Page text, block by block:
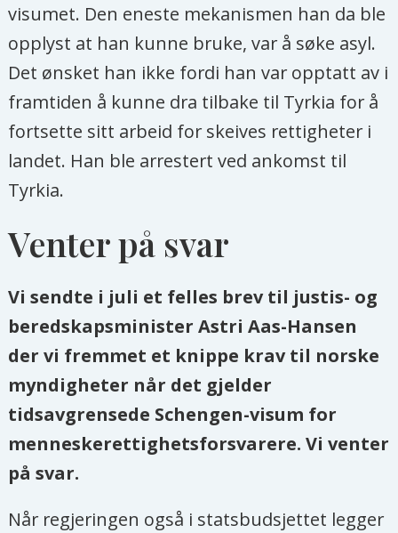
visumet. Den eneste mekanismen han da ble
opplyst at han kunne bruke, var å søke asyl.
Det ønsket han ikke fordi han var opptatt av i
framtiden å kunne dra tilbake til Tyrkia for å
fortsette sitt arbeid for skeives rettigheter i
landet. Han ble arrestert ved ankomst til
Tyrkia.
Venter på svar
Vi sendte i juli et felles brev til justis- og
beredskapsminister Astri Aas-Hansen
der vi fremmet et knippe krav til norske
myndigheter når det gjelder
tidsavgrensede Schengen-visum for
menneskerettighetsforsvarere. Vi venter
på svar.
Når regjeringen også i statsbudsjettet legger